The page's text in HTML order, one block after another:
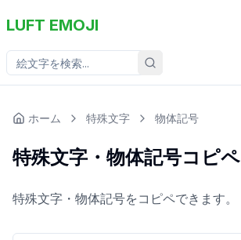
LUFT EMOJI
ホーム 特殊文字 物体記号
特殊文字・物体記号コピペ
特殊文字・物体記号をコピペできます。